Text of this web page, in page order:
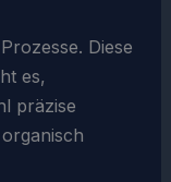
Diese
es,
präzise